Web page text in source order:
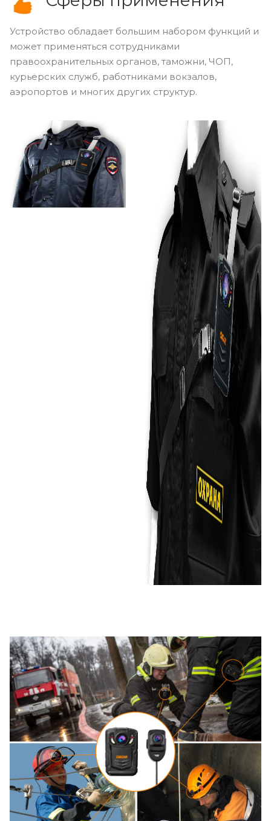
Устройство обладает большим набором функций и
может применяться сотрудниками
правоохранительных органов, таможни, ЧОП,
курьерских служб, работниками вокзалов,
аэропортов и многих других структур.